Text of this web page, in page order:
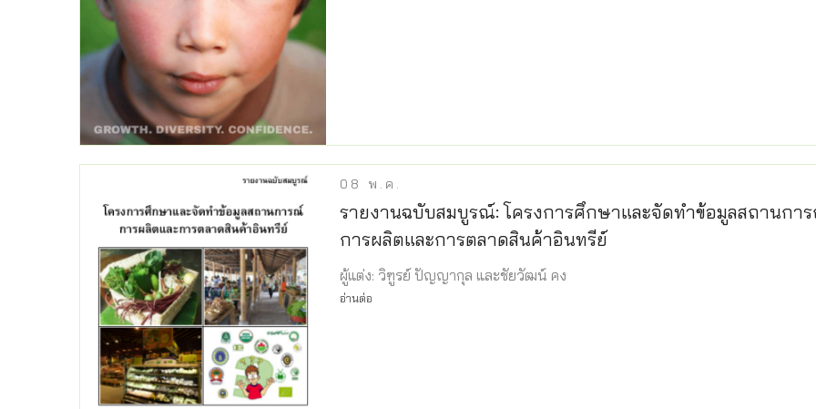
08 พ.ค.
รายงานฉบับสมบูรณ์: โครงการศึกษาและจัดทำข้อมูลสถานกา
การผลิตและการตลาดสินค้าอินทรีย์
ผู้แต่ง: วิฑูรย์ ปัญญากุล และชัยวัฒน์ คง
อ่านต่อ